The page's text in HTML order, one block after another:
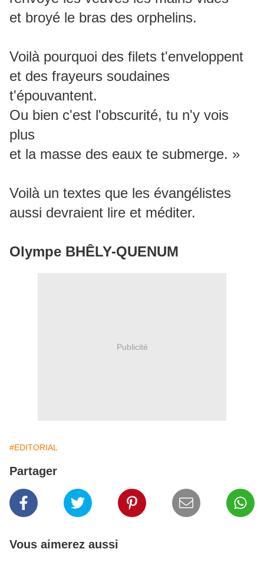
et broyé le bras des orphelins.
Voilà pourquoi des filets t'enveloppent
et des frayeurs soudaines
t'épouvantent.
Ou bien c'est l'obscurité, tu n'y vois
plus
et la masse des eaux te submerge. »
Voilà un textes que les évangélistes
aussi devraient lire et méditer.
Olympe BHÊLY-QUENUM
Publicité
#EDITORIAL
Partager
Vous aimerez aussi